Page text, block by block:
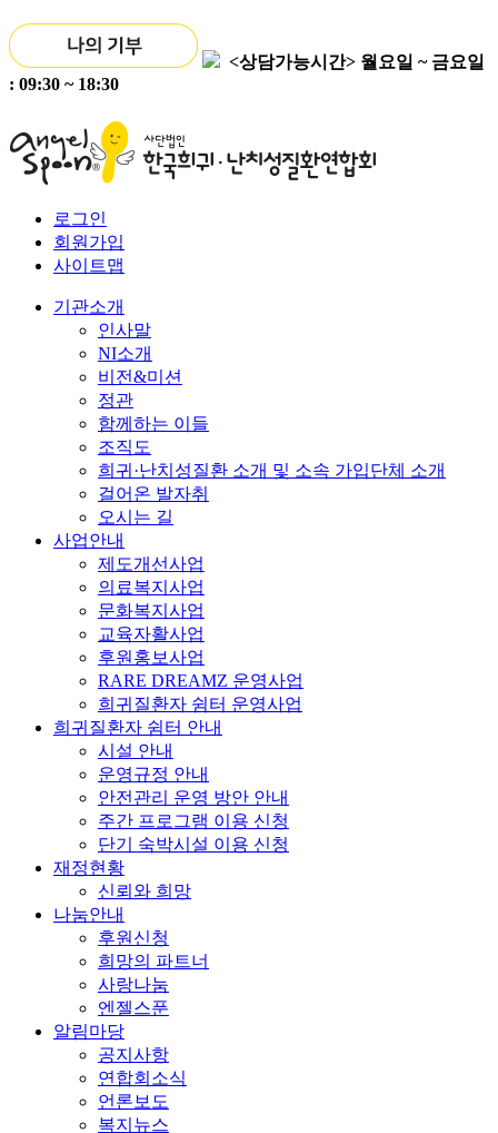
<상담가능시간> 월요일 ~ 금요일
: 09:30 ~ 18:30
로그인
회원가입
사이트맵
기관소개
인사말
NI소개
비전&미션
정관
함께하는 이들
조직도
희귀·난치성질환 소개 및 소속 가입단체 소개
걸어온 발자취
오시는 길
사업안내
제도개선사업
의료복지사업
문화복지사업
교육자활사업
후원홍보사업
RARE DREAMZ 운영사업
희귀질환자 쉼터 운영사업
희귀질환자 쉼터 안내
시설 안내
운영규정 안내
안전관리 운영 방안 안내
주간 프로그램 이용 신청
단기 숙박시설 이용 신청
재정현황
신뢰와 희망
나눔안내
후원신청
희망의 파트너
사랑나눔
엔젤스푼
알림마당
공지사항
연합회소식
언론보도
복지뉴스